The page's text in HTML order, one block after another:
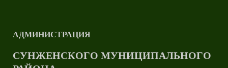
АДМИНИСТРАЦИЯ
СУНЖЕНСКОГО МУНИЦИПАЛЬНОГО